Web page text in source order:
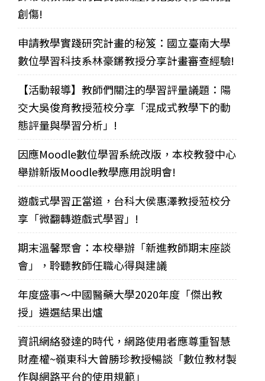
創傷!
申請教學實踐研究計畫的秘笈：國立臺南大學
數位學習科技系林豪鏘教授分享計畫審查經驗!
【活動報導】教師們關注的學習評量議題：陽
交大吳俊育教授蒞校分享「混成式教學下的動
態評量與學習分析」!
因應Moodle數位學習系統改版，本校教發中心
舉辦新版Moodle教學應用說明會!
遊戲式學習正當道，台科大侯惠澤教授蒞校分
享「微翻轉遊戲式學習」!
期末溫馨聚會：本校舉辦「新進教師期末座談
會」，聆聽教師任職心得與建議
年度盛事～中國醫藥大學2020年度「傑出教
授」遴選結果出爐
資訊網絡發達的時代，網路使用者應尊重智慧
財產權~嶺東科大曾勝珍教授暢談「數位教材製
作與網路平台的使用規範」